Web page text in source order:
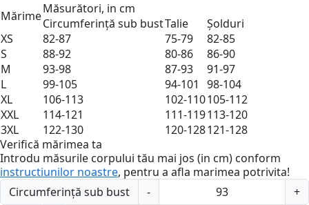
MărimeMăsurători, in cm
Circumferință sub bustTalie
Șolduri
XS
82-87 75-79
82-85
S
88-92 80-86
86-90
M
93-98 87-93
91-97
L
99-105 94-101
98-104
XL
106-113 102-110105-112
XXL
114-121 111-119113-120
3XL
122-130 120-128121-128
Verifică mărimea ta
Introdu măsurile corpului tău mai jos (in cm) conform
instructiunilor noastre, pentru a afla marimea potrivita!
Circumferință sub bust
-
+